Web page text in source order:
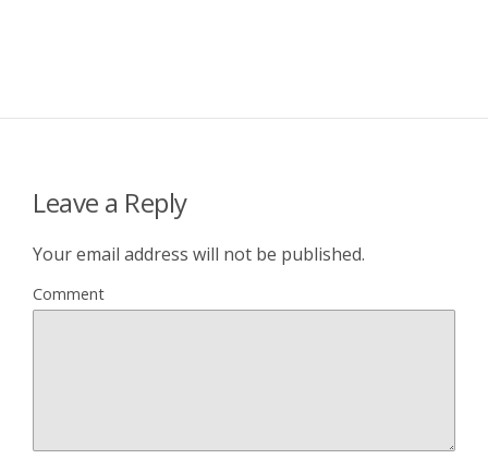
Leave a Reply
Your email address will not be published.
Comment